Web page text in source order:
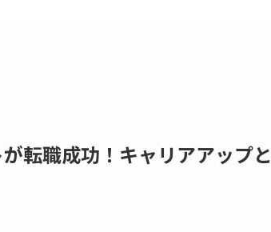
転職成功！キャリアアップと